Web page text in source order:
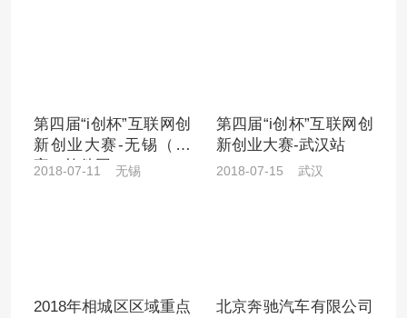
第四届“i创杯”互联网创
新创业大赛-无锡（国
家）软件园
2018-07-11 无锡
第四届“i创杯”互联网创
新创业大赛-武汉站
2018-07-15 武汉
2018年相城区区域重点
北京奔驰汽车有限公司